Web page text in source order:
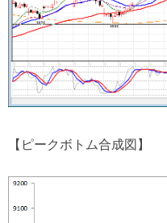
【ピークボトム合成図】